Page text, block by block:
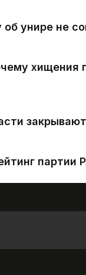
унире не
хищения
партии